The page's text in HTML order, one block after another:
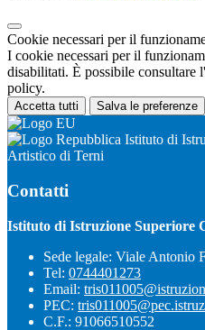
Cookie necessari per il
I cookie necessari per il
disabilitati. È possibile consultare
policy.
Accetta tutti Salva le preferenze
Istituto di
Artistico di Terni
Contatti
Istituto di Istruzione Superiore
Sede legale: Viale Antonio
Tel: 0744401273
Email:
PEC:
C.F.: 91066510552